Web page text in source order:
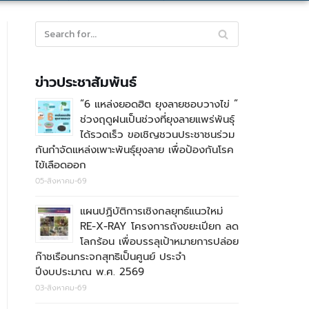
ข่าวประชาสัมพันธ์
“6 แหล่งยอดฮิต ยุงลายชอบวางไข่ ”
ช่วงฤดูฝนเป็นช่วงที่ยุงลายแพร่พันธุ์
ได้รวดเร็ว ขอเชิญชวนประชาชนร่วม
กันกำจัดแหล่งเพาะพันธุ์ยุงลาย เพื่อป้องกันโรค
ไข้เลือดออก
05-สิงหาคม-69
แผนปฏิบัติการเชิงกลยุทธ์แนวใหม่
RE-X-RAY โครงการถังขยะเปียก ลด
โลกร้อน เพื่อบรรลุเป้าหมายการปล่อย
ก๊าชเรือนกระจกสุทธิเป็นศูนย์ ประจำ
ปีงบประมาณ พ.ศ. 2569
03-สิงหาคม-69